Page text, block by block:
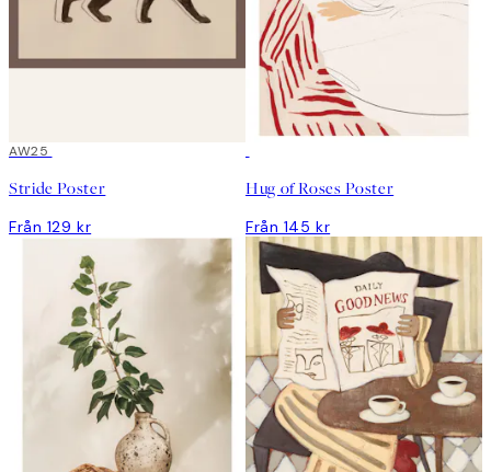
AW25
Stride Poster
Från 129 kr
Hug of Roses Poster
Från 145 kr